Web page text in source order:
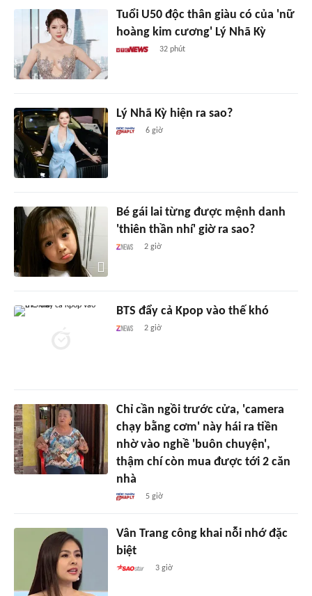
Tuổi U50 độc thân giàu có của 'nữ
hoàng kim cương' Lý Nhã Kỳ
32 phút
Lý Nhã Kỳ hiện ra sao?
6 giờ
Bé gái lai từng được mệnh danh
'thiên thần nhí' giờ ra sao?
2 giờ
BTS đẩy cả Kpop vào thế khó
2 giờ
Chỉ cần ngồi trước cửa, 'camera
chạy bằng cơm' này hái ra tiền
nhờ vào nghề 'buôn chuyện',
thậm chí còn mua được tới 2 căn
nhà
5 giờ
Vân Trang công khai nỗi nhớ đặc
biệt
3 giờ